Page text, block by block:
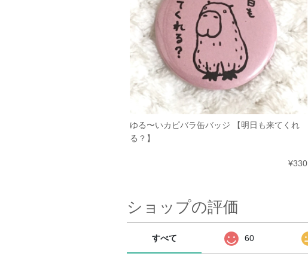
ゆる〜いカピバラ缶バッジ 【明日も来てくれ
る？】
¥330
ショップの評価
すべて 60